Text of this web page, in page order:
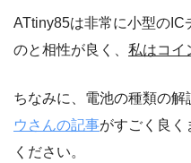
ATtiny85は非常に小型のIC
のと相性が良く、 私はコイ
ちなみに、電池の種類の解
ウさんの記事がすごく良く
ください。